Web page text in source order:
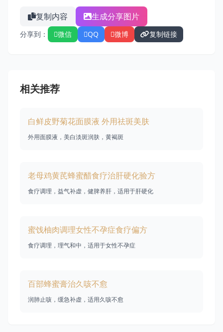
复制内容 生成分享图片
分享到： 微信 QQ 微博 复制链接
相关推荐
白鲜皮野菊花面膜液 外用祛斑美肤
外用面膜液，美白淡斑润肤，黄褐斑
老母鸡黄芪蜂蜜醋食疗治肝硬化验方
食疗调理，益气补虚，健脾养肝，适用于肝硬化
蜜饯柚肉调理女性不孕症食疗偏方
食疗调理，理气和中，适用于女性不孕症
百部蜂蜜膏治久咳不愈
润肺止咳，缓急补虚，适用久咳不愈